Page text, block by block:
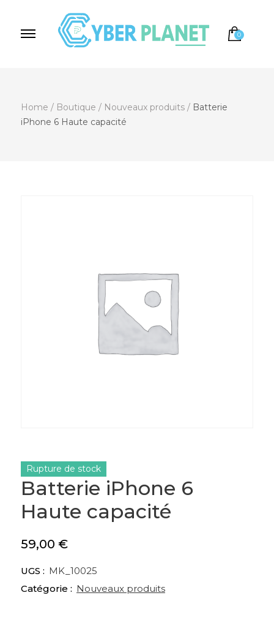
0
Home / Boutique / Nouveaux produits / Batterie
iPhone 6 Haute capacité
Batterie iPhone 6
Haute capacité
59,00 €
Rupture de stock
UGS : MK_10025
Catégorie : Nouveaux produits